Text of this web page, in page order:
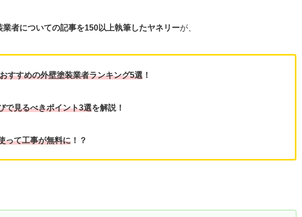
業者についての記事を150以上執筆したヤネリーが、
すすめの外壁塗装業者ランキング5選 ！
で見るべきポイント3選を解説！
って工事が無料に ！？